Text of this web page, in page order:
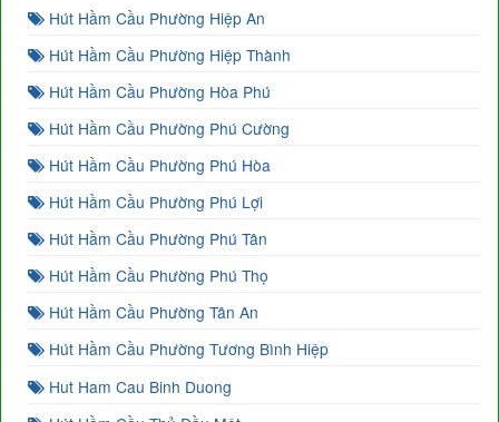
Hút Hầm Cầu Phường Hiệp An
Hút Hầm Cầu Phường Hiệp Thành
Hút Hầm Cầu Phường Hòa Phú
Hút Hầm Cầu Phường Phú Cường
Hút Hầm Cầu Phường Phú Hòa
Hút Hầm Cầu Phường Phú Lợi
Hút Hầm Cầu Phường Phú Tân
Hút Hầm Cầu Phường Phú Thọ
Hút Hầm Cầu Phường Tân An
Hút Hầm Cầu Phường Tương Bình Hiệp
Hut Ham Cau Binh Duong